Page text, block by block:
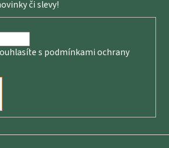
či slevy!
s podmínkami ochrany